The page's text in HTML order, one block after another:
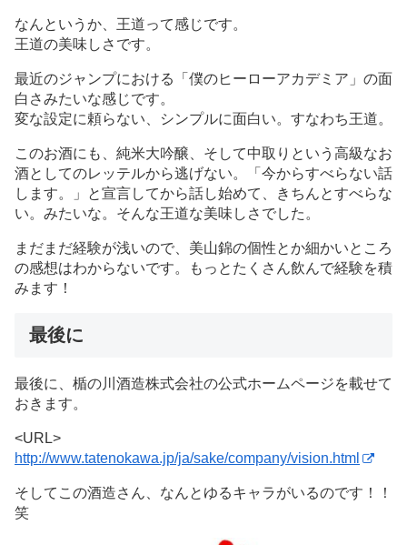
なんというか、王道って感じです。
王道の美味しさです。
最近のジャンプにおける「僕のヒーローアカデミア」の面
白さみたいな感じです。
変な設定に頼らない、シンプルに面白い。すなわち王道。
このお酒にも、純米大吟醸、そして中取りという高級なお
酒としてのレッテルから逃げない。「今からすべらない話
します。」と宣言してから話し始めて、きちんとすべらな
い。みたいな。そんな王道な美味しさでした。
まだまだ経験が浅いので、美山錦の個性とか細かいところ
の感想はわからないです。もっとたくさん飲んで経験を積
みます！
最後に
最後に、楯の川酒造株式会社の公式ホームページを載せて
おきます。
<URL>
http://www.tatenokawa.jp/ja/sake/company/vision.html
そしてこの酒造さん、なんとゆるキャラがいるのです！！
笑